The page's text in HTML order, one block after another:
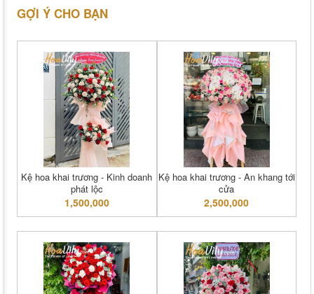
GỢI Ý CHO BẠN
Kệ hoa khai trương - Kinh doanh
phát lộc
1,500,000
Kệ hoa khai trương - An khang tới
cửa
2,500,000